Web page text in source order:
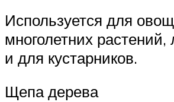
Используется для
многолетних
и для кустарников.
Щепа дерева